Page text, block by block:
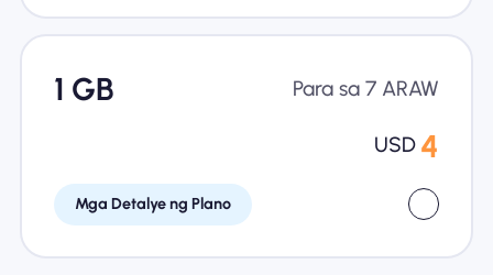
1 GB Para sa 7 ARAW
USD 4
Mga Detalye ng Plano